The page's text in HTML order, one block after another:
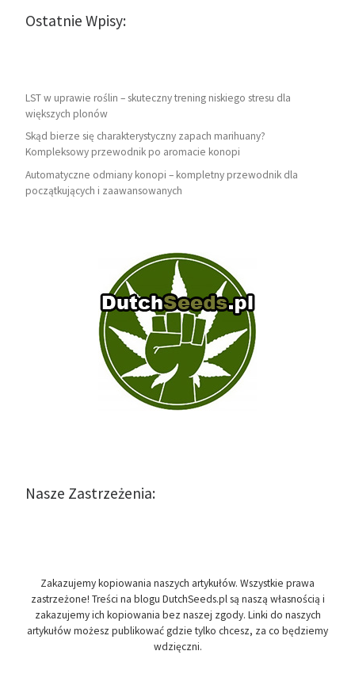
Ostatnie Wpisy:
LST w uprawie roślin – skuteczny trening niskiego stresu dla
większych plonów
Skąd bierze się charakterystyczny zapach marihuany?
Kompleksowy przewodnik po aromacie konopi
Automatyczne odmiany konopi – kompletny przewodnik dla
początkujących i zaawansowanych
Nasze Zastrzeżenia:
Zakazujemy kopiowania naszych artykułów. Wszystkie prawa
zastrzeżone! Treści na blogu DutchSeeds.pl są naszą własnością i
zakazujemy ich kopiowania bez naszej zgody. Linki do naszych
artykułów możesz publikować gdzie tylko chcesz, za co będziemy
wdzięczni.